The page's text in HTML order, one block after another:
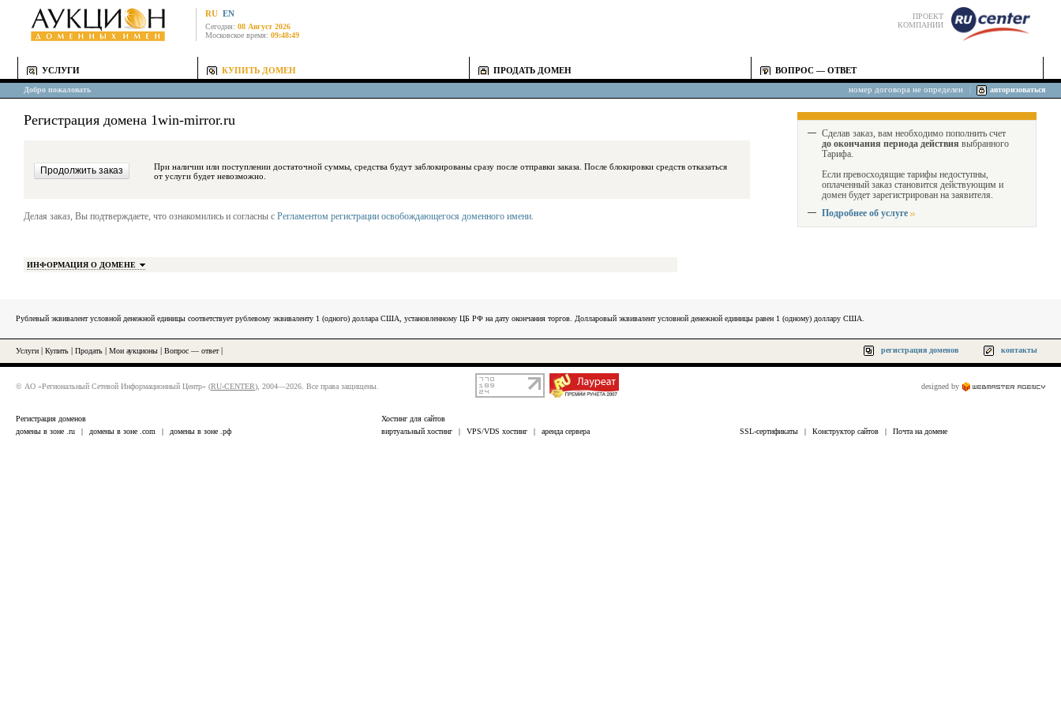
RU EN
Сегодня: 08 Август 2026
Московское время: 09:48:49
ПРОЕКТ
КОМПАНИИ
УСЛУГИ КУПИТЬ ДОМЕН ПРОДАТЬ ДОМЕН ВОПРОС — ОТВЕТ
Добро пожаловать номер договора не определен авторизоваться
Регистрация домена 1win-mirror.ru
При наличии или поступлении достаточной суммы, средства будут заблокированы сразу после отправки заказа. После блокировки средств отказаться
от услуги будет невозможно.
Делая заказ, Вы подтверждаете, что ознакомились и согласны с Регламентом регистрации освобождающегося доменного имени.
ИНФОРМАЦИЯ О ДОМЕНЕ
Сделав заказ, вам необходимо пополнить счет
до окончания периода действия выбранного
Тарифа.
Если превосходящие тарифы недоступны,
оплаченный заказ становится действующим и
домен будет зарегистрирован на заявителя.
Подробнее об услуге
Рублевый эквивалент условной денежной единицы соответствует рублевому эквиваленту 1 (одного) доллара США, установленному ЦБ РФ на дату окончания торгов. Долларовый эквивалент условной денежной единицы равен 1 (одному) доллару США.
Услуги Купить Продать Мои аукционы Вопрос — ответ| регистрация доменов контакты
© АО «Региональный Сетевой Информационный Центр» (RU-CENTER), 2004—2026. Все права защищены. designed by
Регистрация доменов
домены в зоне .ru
| домены в зоне .com | домены в зоне .рф
Хостинг для сайтов
виртуальный хостинг
| VPS/VDS хостинг | аренда сервера SSL-сертификаты | Конструктор сайтов | Почта на домене